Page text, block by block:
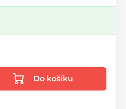
Do košíku